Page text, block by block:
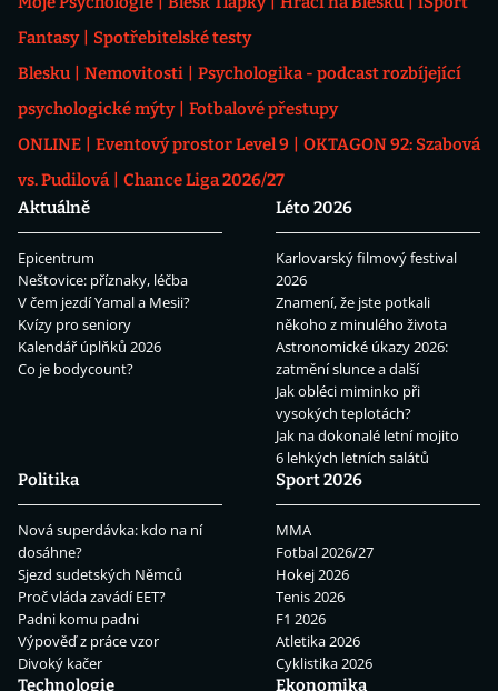
Fantasy
Spotřebitelské testy
Blesku
Nemovitosti
Psychologika - podcast rozbíjející
psychologické mýty
Fotbalové přestupy
ONLINE
Eventový prostor Level 9
OKTAGON 92: Szabová
vs. Pudilová
Chance Liga 2026/27
Aktuálně
Epicentrum
Neštovice: příznaky, léčba
V čem jezdí Yamal a Mesii?
Kvízy pro seniory
Kalendář úplňků 2026
Co je bodycount?
Léto 2026
Karlovarský filmový festival
2026
Znamení, že jste potkali
někoho z minulého života
Astronomické úkazy 2026:
zatmění slunce a další
Jak obléci miminko při
vysokých teplotách?
Jak na dokonalé letní mojito
6 lehkých letních salátů
Politika
Nová superdávka: kdo na ní
dosáhne?
Sjezd sudetských Němců
Proč vláda zavádí EET?
Padni komu padni
Výpověď z práce vzor
Divoký kačer
Sport 2026
MMA
Fotbal 2026/27
Hokej 2026
Tenis 2026
F1 2026
Atletika 2026
Cyklistika 2026
Technologie
Ekonomika